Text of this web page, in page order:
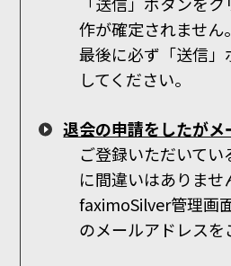
作が確定されません。
最後に必ず「送信」
してください。
退会の申請をしたがメ
ご登録いただいて
に間違いはありませ
faximoSilver管理画
のメールアドレスを